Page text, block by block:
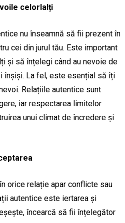
celorlalți
nu înseamnă să fii prezent în
cei din jurul tău. Este important
și să înțelegi când au nevoie de
înșiși. La fel, este esențial să îți
Relațiile autentice sunt
iar respectarea limitelor
unui climat de încredere și
orice relație apar conflicte sau
autentice este iertarea și
încearcă să fii înțelegător